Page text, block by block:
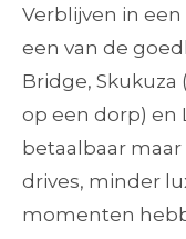
Verblijven in
een van de
Bridge,
op een dorp) en
betaalbaar maar
drives, minder
momenten